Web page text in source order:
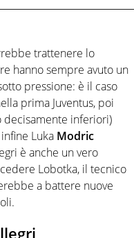
trattenere lo
hanno sempre avuto un
pressione: è il caso
prima Juventus, poi
decisamente inferiori)
Luka Modric
è anche un vero
Lobotka, il tecnico
a battere nuove